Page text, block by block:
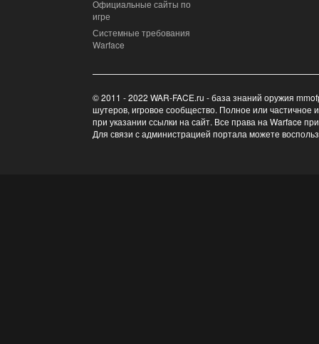
Официальные сайты по
игре
Системные требования
Warface
© 2011 - 2022 WAR-FACE.ru - база знаний оружия
шутеров, игровое сообщество. Полное или частичное
при указании ссылки на сайт. Все права на Warface
Для связи с администрацией портала можете